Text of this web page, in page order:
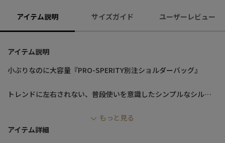
アイテム説明 サイズガイド ユーザーレビュー
アイテム説明
小ぶりなのに大容量『PRO-SPERITY別注ショルダーバッグ』
トレンドに左右されない、普段使いを意識したシンプルなシルエ
合わせやすくお手入れ簡単で実用的な逸品です♪
もっと見る
アイテム詳細